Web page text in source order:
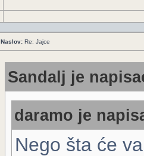
Naslov: Re: Jajce
Sandalj je
daramo je
Nego šta će